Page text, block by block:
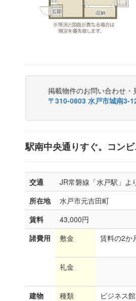
掲載物件のお問い合わせ
〒310-0803 水戸市城南
駅南中央通りすぐ。コンビ
交通
JR常磐線「水戸駅」よ
所在地
水戸市元吉田町
賃料
43,000円
諸費用
敷金 賃料の2か
礼金
建物 種類
ビジネス